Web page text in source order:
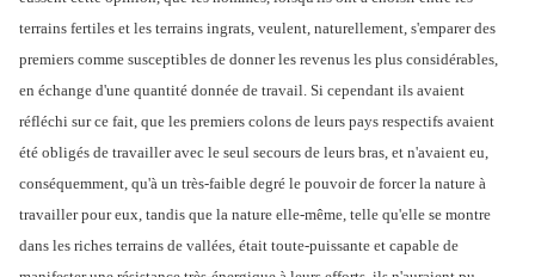
terrains fertiles et les terrains ingrats, veulent, naturellement, s'emparer des
premiers comme susceptibles de donner les revenus les plus considérables,
en échange d'une quantité donnée de travail. Si cependant ils avaient
réfléchi sur ce fait, que les premiers colons de leurs pays respectifs avaient
été obligés de travailler avec le seul secours de leurs bras, et n'avaient eu,
conséquemment, qu'à un très-faible degré le pouvoir de forcer la nature à
travailler pour eux, tandis que la nature elle-même, telle qu'elle se montre
dans les riches terrains de vallées, était toute-puissante et capable de